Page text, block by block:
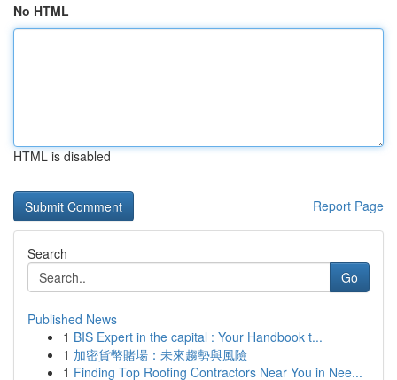
No HTML
HTML is disabled
Report Page
Search
Go
Published News
1 BIS Expert in the capital : Your Handbook t...
1 加密貨幣賭場：未來趨勢與風險
1 Finding Top Roofing Contractors Near You in Nee...